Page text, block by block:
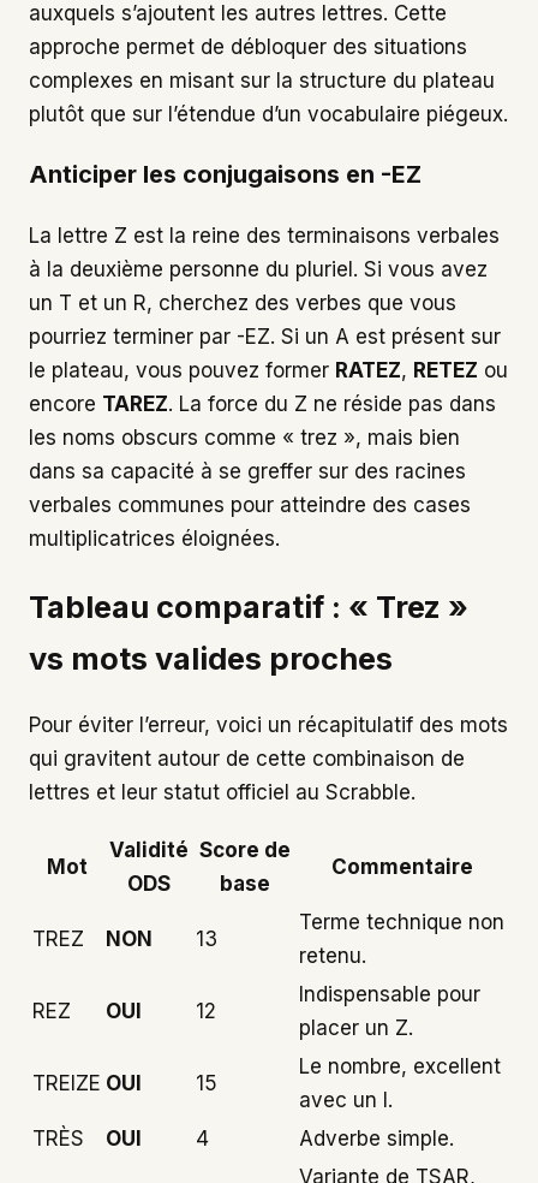
auxquels s’ajoutent les autres lettres. Cette
approche permet de débloquer des situations
complexes en misant sur la structure du plateau
plutôt que sur l’étendue d’un vocabulaire piégeux.
Anticiper les conjugaisons en -EZ
La lettre Z est la reine des terminaisons verbales
à la deuxième personne du pluriel. Si vous avez
un T et un R, cherchez des verbes que vous
pourriez terminer par -EZ. Si un A est présent sur
le plateau, vous pouvez former RATEZ, RETEZ ou
encore TAREZ. La force du Z ne réside pas dans
les noms obscurs comme « trez », mais bien
dans sa capacité à se greffer sur des racines
verbales communes pour atteindre des cases
multiplicatrices éloignées.
Tableau comparatif : « Trez »
vs mots valides proches
Pour éviter l’erreur, voici un récapitulatif des mots
qui gravitent autour de cette combinaison de
lettres et leur statut officiel au Scrabble.
Mot
Validité
ODS
Score de
base
Commentaire
TREZ NON 13
Terme technique non
retenu.
REZ OUI 12
Indispensable pour
placer un Z.
TREIZE OUI 15
Le nombre, excellent
avec un I.
TRÈS
OUI 4 Adverbe simple.
Variante de TSAR,